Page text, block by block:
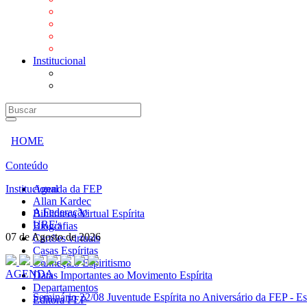
Institucional
HOME
Conteúdo
Agenda da FEP
Allan Kardec
Biblioteca Virtual Espírita
Biografias
Cartões virtuais
Casas Espíritas
Conheça o Espiritismo
Datas Importantes ao Movimento Espírita
Departamentos
Editora FEP
Institucional
A Federação
URE's
07 de Agosto de 2026
AGENDA
Seminário 22/08 Juventude Espírita no Aniversário da FEP -